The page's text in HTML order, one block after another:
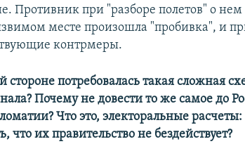
Противник при "разборе полетов" о нем
месте произошла "пробивка", и
контрмеры.
потребовалась такая сложная
Почему не довести то же самое до
Что это, электоральные
что их правительство не бездействует?